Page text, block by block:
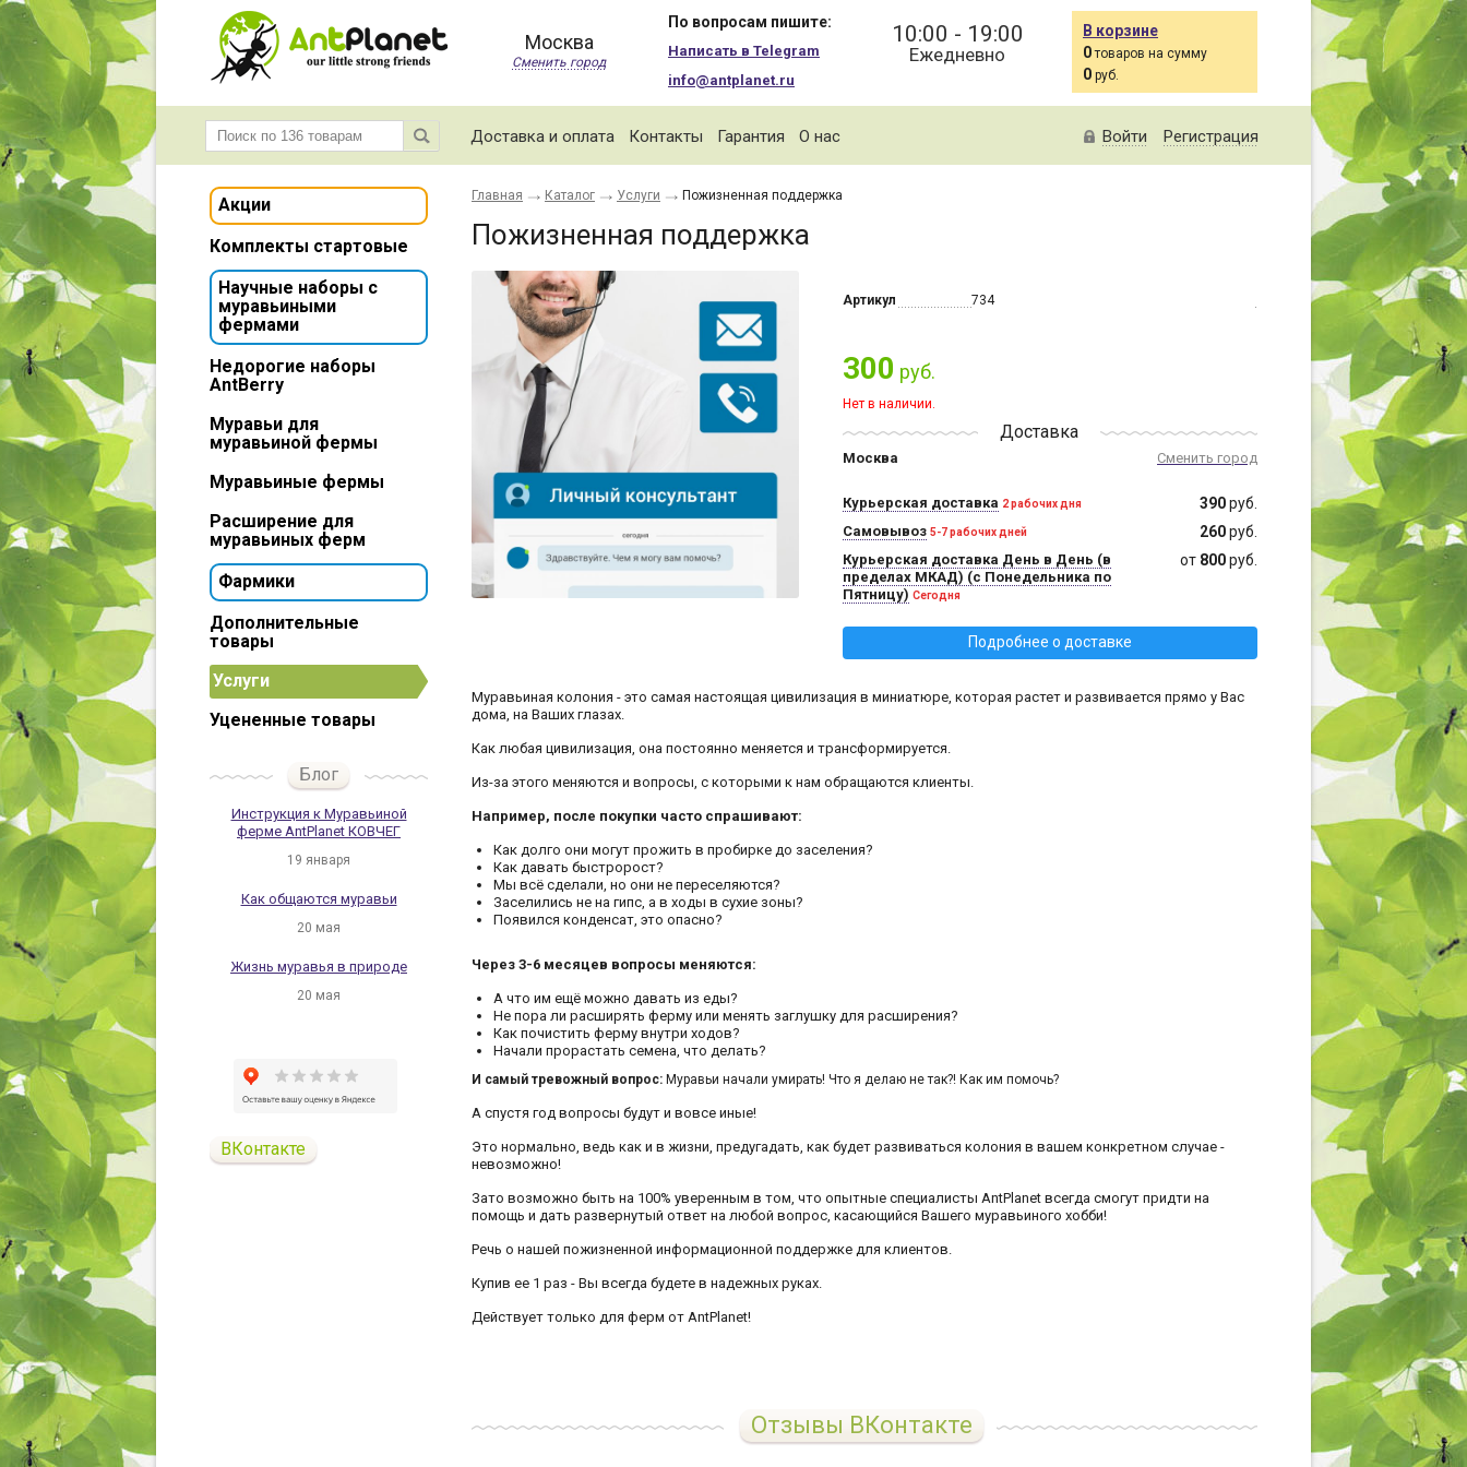
Москва
Сменить город
По вопросам пишите:
Написать в Telegram
info@antplanet.ru
10:00 - 19:00
Ежедневно
В корзине
0товаров на сумму
0 руб.
Доставка и оплата Контакты Гарантия О нас Войти Регистрация
Акции
Комплекты стартовые
Научные наборы с
муравьиными
фермами
Недорогие наборы
AntBerry
Муравьи для
муравьиной фермы
Муравьиные фермы
Расширение для
муравьиных ферм
Фармики
Дополнительные
товары
Услуги
Уцененные товары
Блог
Инструкция к Муравьиной
ферме AntPlanet КОВЧЕГ
19 января
Как общаются муравьи
20 мая
Жизнь муравья в природе
20 мая
ВКонтакте
Главная Каталог Услуги Пожизненная поддержка
Пожизненная поддержка
Артикул 734
300 руб.
Нет в наличии.
Доставка
Сменить город
Москва
390руб.
Курьерская доставка 2 рабочих дня
260руб.
Самовывоз 5-7 рабочих дней
от 800руб.
Курьерская доставка День в День (в
пределах МКАД) (с Понедельника по
Пятницу) Сегодня
Подробнее о доставке
Муравьиная колония - это самая настоящая цивилизация в миниатюре, которая растет и развивается прямо у Вас
дома, на Ваших глазах.
Как любая цивилизация, она постоянно меняется и трансформируется.
Из-за этого меняются и вопросы, с которыми к нам обращаются клиенты.
Например, после покупки часто спрашивают:
Как долго они могут прожить в пробирке до заселения?
Как давать быстророст?
Мы всё сделали, но они не переселяются?
Заселились не на гипс, а в ходы в сухие зоны?
Появился конденсат, это опасно?
Через 3-6 месяцев вопросы меняются:
А что им ещё можно давать из еды?
Не пора ли расширять ферму или менять заглушку для расширения?
Как почистить ферму внутри ходов?
Начали прорастать семена, что делать?
И самый тревожный вопрос: Муравьи начали умирать! Что я делаю не так?! Как им помочь?
А спустя год вопросы будут и вовсе иные!
Это нормально, ведь как и в жизни, предугадать, как будет развиваться колония в вашем конкретном случае -
невозможно!
Зато возможно быть на 100% уверенным в том, что опытные специалисты AntPlanet всегда смогут придти на
помощь и дать развернутый ответ на любой вопрос, касающийся Вашего муравьиного хобби!
Речь о нашей пожизненной информационной поддержке для клиентов.
Купив ее 1 раз - Вы всегда будете в надежных руках.
Действует только для ферм от AntPlanet!
Отзывы ВКонтакте